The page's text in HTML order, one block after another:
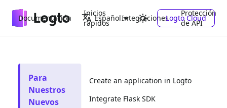
Documentación
Inicios
rápidos
Integraciones
Protección
de API
Español Logto Cloud
Para
Nuestros
Nuevos
Create an application in Logto
Integrate Flask SDK